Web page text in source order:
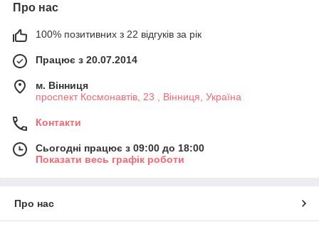
Про нас
100% позитивних з 22 відгуків за рік
Працює з 20.07.2014
м. Вінниця
проспект Космонавтів, 23 , Вінниця, Україна
Контакти
Сьогодні працює з 09:00 до 18:00
Показати весь графік роботи
Про нас